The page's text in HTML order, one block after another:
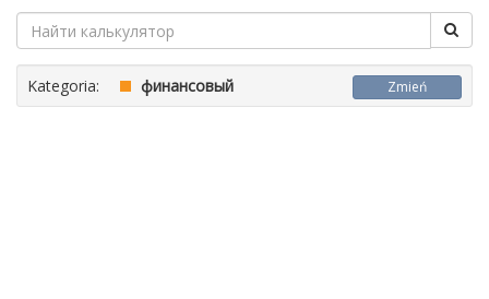
Kategoria: финансовый Zmień